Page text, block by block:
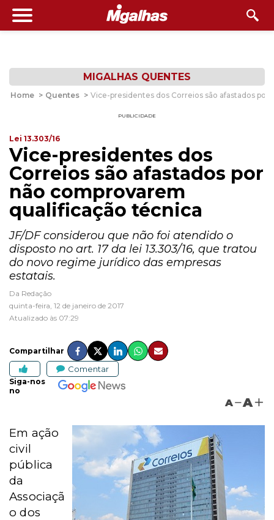
MIGALHAS QUENTES
Home > Quentes > Vice-presidentes dos Correios são afastados
PUBLICIDADE
Lei 13.303/16
Vice-presidentes dos
Correios são afastados por
não comprovarem
qualificação técnica
JF/DF considerou que não foi atendido o
disposto no art. 17 da lei 13.303/16, que tratou
do novo regime jurídico das empresas
estatais.
Da Redação
quinta-feira, 12 de janeiro de 2017
Atualizado às 07:29
Compartilhar
Comentar
Siga-nos
no
A A
Em ação
civil
pública
da
Associaçã
o dos